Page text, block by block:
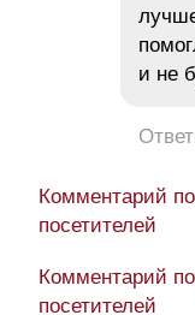
и не
Комментарий
посетителей
Комментарий
посетителей